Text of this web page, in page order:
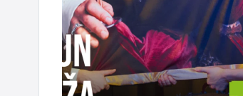
Ģimenei
Festivāls